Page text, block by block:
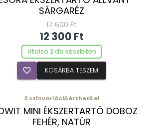
SÁRGARÉZ
17 600 Ft
12 300 Ft
Utolsó 2 db készleten
favorite_border KOSÁRBA TESZEM
3 színvariáció érthető el
MINI ÉKSZERTARTÓ DOBOZ
FEHÉR, NATÚR